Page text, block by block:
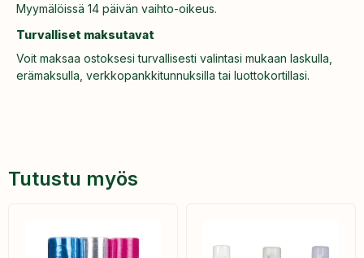
Myymälöissä 14 päivän vaihto-oikeus.
Turvalliset maksutavat
Voit maksaa ostoksesi turvallisesti valintasi mukaan laskulla,
erämaksulla, verkkopankkitunnuksilla tai luottokortillasi.
Tutustu myös